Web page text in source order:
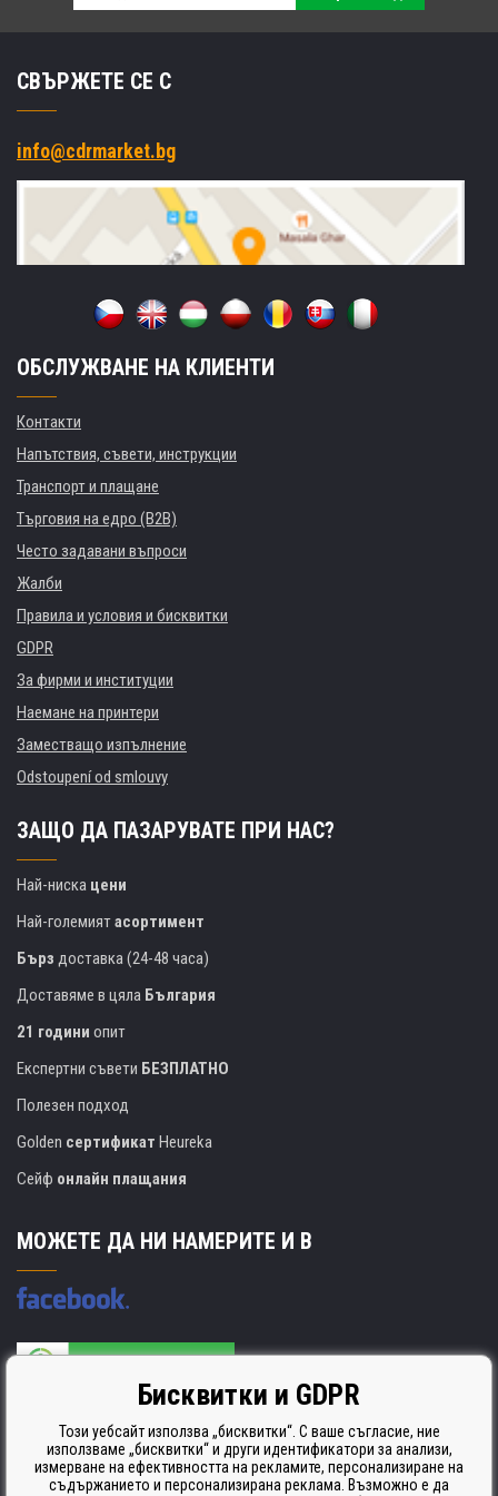
СВЪРЖЕТЕ СЕ С
info@cdrmarket.bg
ОБСЛУЖВАНЕ НА КЛИЕНТИ
Контакти
Напътствия, съвети, инструкции
Транспорт и плащане
Търговия на едро (B2B)
Често задавани въпроси
Жалби
Правила и условия и бисквитки
GDPR
За фирми и институции
Наемане на принтери
Заместващо изпълнение
Odstoupení od smlouvy
ЗАЩО ДА ПАЗАРУВАТЕ ПРИ НАС?
Най-ниска цени
Най-големиятасортимент
Бърз доставка (24-48 часа)
Доставяме в цяла България
21 години опит
Експертни съвети БЕЗПЛАТНО
Полезен подход
Golden сертификат Heureka
Сейф онлайн плащания
МОЖЕТЕ ДА НИ НАМЕРИТЕ И В
Производителят на касети е сертифициран
ISO 9001. ISO 14001 и STMC.
Бисквитки и GDPR
Този уебсайт използва „бисквитки“. С ваше съгласие, ние
използваме „бисквитки“ и други идентификатори за анализи,
измерване на ефективността на рекламите, персонализиране на
съдържанието и персонализирана реклама. Възможно е да